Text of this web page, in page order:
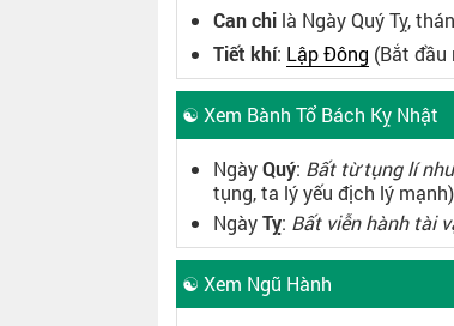
Can chi là Ngày Quý Tỵ,
Tiết khí: Lập Đông (Bắt đầu
☯ Xem Bành Tổ Bách Kỵ Nhật
NgàyQuý: Bất từ tụng lí
tụng, ta lý yếu địch lý mạnh)
NgàyTỵ: Bất viễn hành tài
☯ Xem Ngũ Hành